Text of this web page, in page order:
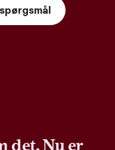
det. Nu er